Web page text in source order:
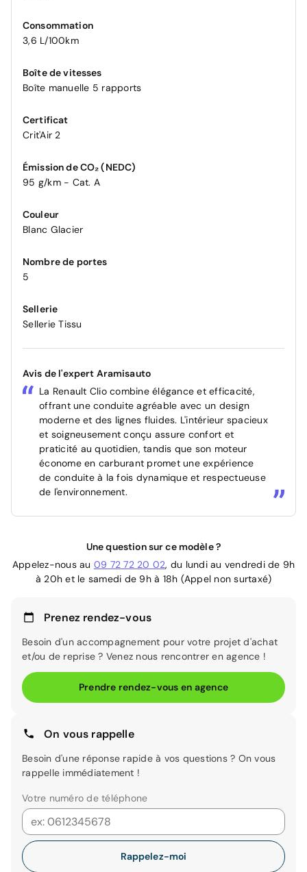
Consommation
3,6 L/100km
Boîte de vitesses
Boîte manuelle 5 rapports
Certificat
Crit'Air 2
Émission de CO₂ (NEDC)
95 g/km - Cat. A
Couleur
Blanc Glacier
Nombre de portes
5
Sellerie
Sellerie Tissu
Avis de l'expert Aramisauto
La Renault Clio combine élégance et efficacité,
offrant une conduite agréable avec un design
moderne et des lignes fluides. L'intérieur spacieux
et soigneusement conçu assure confort et
praticité au quotidien, tandis que son moteur
économe en carburant promet une expérience
de conduite à la fois dynamique et respectueuse
de l'environnement.
Une question sur ce modèle ?
Appelez-nous au 09 72 72 20 02, du lundi au vendredi de 9h
à 20h et le samedi de 9h à 18h (Appel non surtaxé)
Prenez rendez-vous
Besoin d'un accompagnement pour votre projet d'achat
et/ou de reprise ? Venez nous rencontrer en agence !
Prendre rendez-vous en agence
On vous rappelle
Besoin d'une réponse rapide à vos questions ? On vous
rappelle immédiatement !
Votre numéro de téléphone
Rappelez-moi